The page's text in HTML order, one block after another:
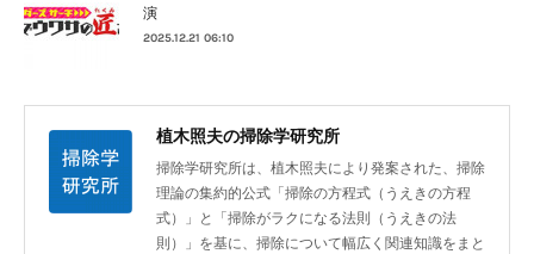
演
2025.12.21 06:10
植木照夫の掃除学研究所
掃除学研究所は、植木照夫により発案された、掃除
理論の集約的公式「掃除の方程式（うえきの方程
式）」と「掃除がラクになる法則（うえきの法
則）」を基に、掃除について幅広く関連知識をまと